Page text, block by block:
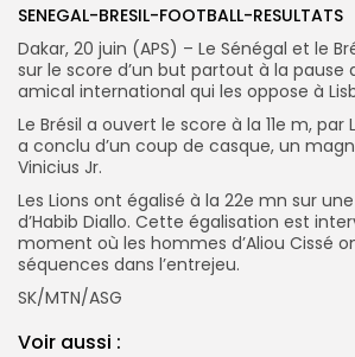
SENEGAL-BRESIL-FOOTBALL-RESULTATS
Dakar, 20 juin (APS) – Le Sénégal et le
sur le score d’un but partout à la
amical international qui les oppose à
Le Brésil a ouvert le score à la 11e m, par
a conclu d’un coup de casque, un
Vinicius Jr.
Les Lions ont égalisé à la 22e mn sur
d’Habib Diallo. Cette égalisation est
moment où les hommes d’Aliou Cissé
séquences dans l’entrejeu.
SK/MTN/ASG
Voir aussi :